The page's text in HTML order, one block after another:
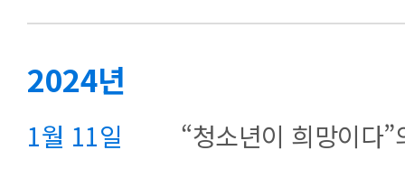
2024년
1월 11일
“청소년이 희망이다